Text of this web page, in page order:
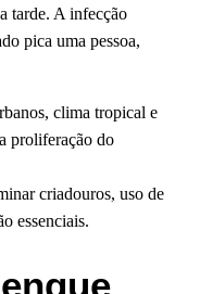
tarde. A infecção
pica uma pessoa,
clima tropical e
proliferação do
criadouros, uso de
essenciais.